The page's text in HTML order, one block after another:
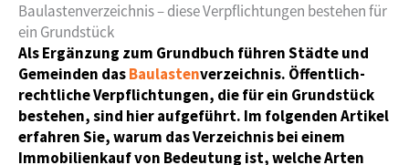
Baulastenverzeichnis – diese Verpflichtungen bestehen für
ein Grundstück
Als Ergänzung zum Grundbuch führen Städte und
Gemeinden dasBaulastenverzeichnis. Öffentlich-
rechtliche Verpflichtungen, die für ein Grundstück
bestehen, sind hier aufgeführt. Im folgenden Artikel
erfahren Sie, warum das Verzeichnis bei einem
Immobilienkauf von Bedeutung ist, welche Arten